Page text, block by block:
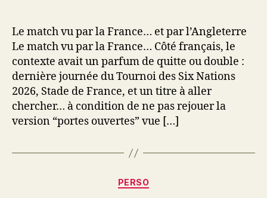
Le match vu par la France… et par l’Angleterre
Le match vu par la France… Côté français, le
contexte avait un parfum de quitte ou double :
dernière journée du Tournoi des Six Nations
2026, Stade de France, et un titre à aller
chercher… à condition de ne pas rejouer la
version “portes ouvertes” vue […]
Catégories
PERSO